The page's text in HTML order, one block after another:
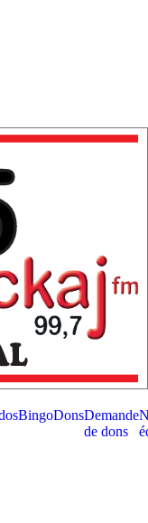
BingoDonsDemande
de dons